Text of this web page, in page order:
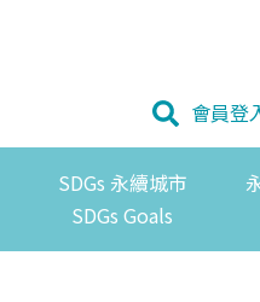
會員登
SDGs 永續城市
SDGs Goals